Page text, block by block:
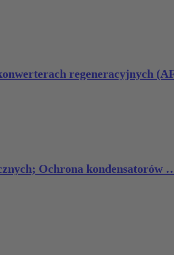
regeneracyjnych
Ochrona kondensatorów